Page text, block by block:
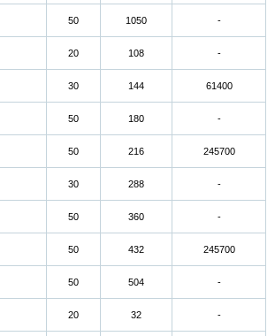
50 1050 -
20 108 -
30 144 61400
50 180 -
50 216 245700
30 288 -
50 360 -
50 432 245700
50 504 -
20 32 -